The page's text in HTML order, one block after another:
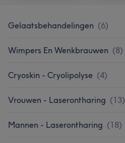
Gelaatsbehandelingen (6)
Wimpers En Wenkbrauwen (8)
Cryoskin - Cryolipolyse (4)
Vrouwen - Laserontharing (13)
Mannen - Laserontharing (18)